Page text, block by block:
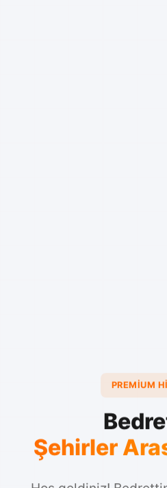
PREMIUM
Şehirler
Hoş geldiniz!